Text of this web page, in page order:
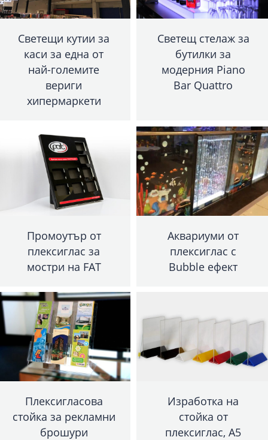
Светещи кутии за
каси за една от
най-големите
вериги
хипермаркети
Светещ стелаж за
бутилки за
модерния Piano
Bar Quattro
Промоутър от
плексиглас за
мостри на FAT
Аквариуми от
плексиглас с
Bubble ефект
Плексигласова
стойка за рекламни
брошури
Изработка на
стойка от
плексиглас, А5